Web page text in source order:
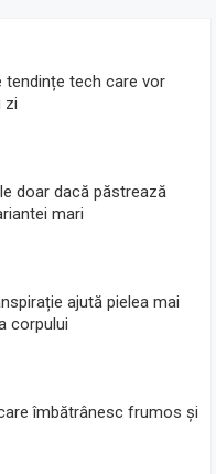
tendințe tech care vor
zi
doar dacă păstrează
mari
ajută pielea mai
corpului
îmbătrânesc frumos și